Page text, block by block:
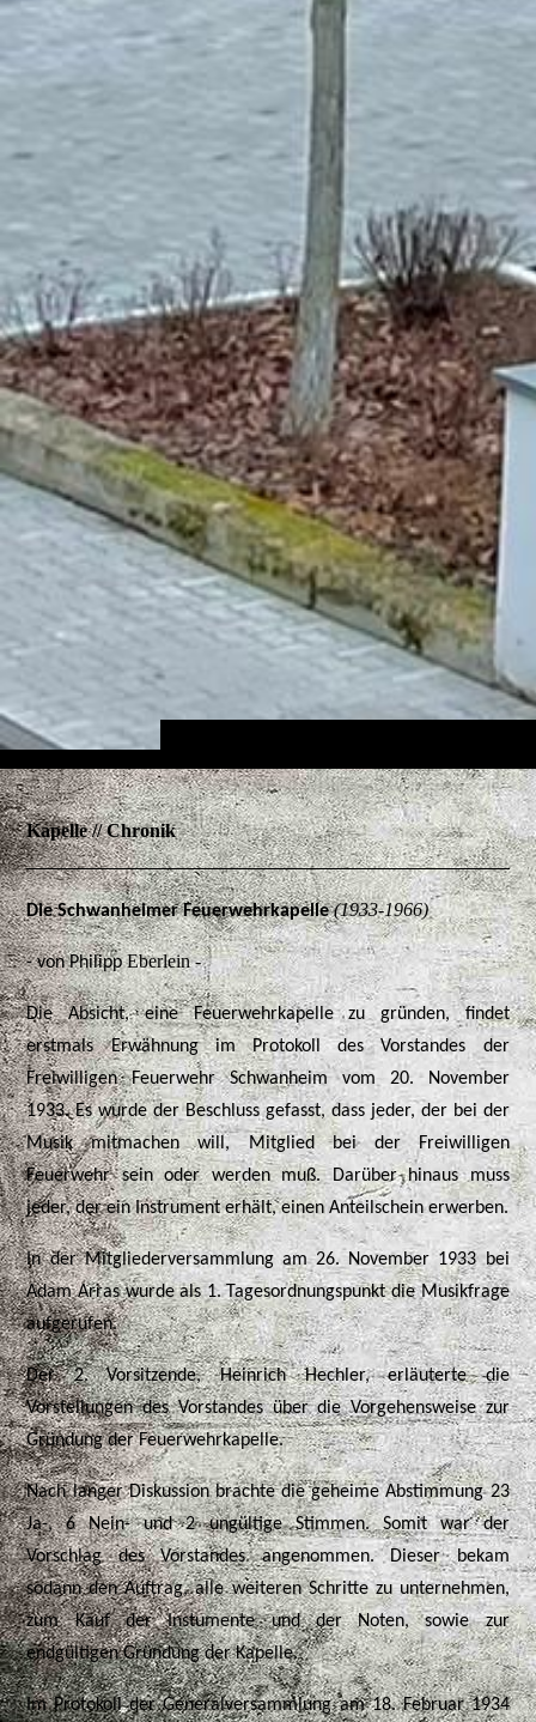
Kapelle // Chronik
Die Schwanheimer Feuerwehrkapelle(1933-1966)
- von PhilippEberlein -
Die Absicht, eine Feuerwehrkapelle zu gründen, findet
erstmals Erwähnung im Protokoll des Vorstandes der
Freiwilligen Feuerwehr Schwanheim vom 20. November
1933. Es wurde der Beschluss gefasst, dass jeder, der bei der
Musik mitmachen will, Mitglied bei der Freiwilligen
Feuerwehr sein oder werden muß. Darüber hinaus muss
jeder, der ein Instrument erhält, einen Anteilschein erwerben.
In der Mitgliederversammlung am 26. November 1933 bei
Adam Arras wurde als 1. Tagesordnungspunkt die Musikfrage
aufgerufen.
Der 2. Vorsitzende, Heinrich Hechler, erläuterte die
Vorstellungen des Vorstandes über die Vorgehensweise zur
Gründung der Feuerwehrkapelle.
Nach langer Diskussion brachte die geheime Abstimmung 23
Ja-, 6 Nein- und 2 ungültige Stimmen. Somit war der
Vorschlag des Vorstandes angenommen. Dieser bekam
sodann den Auftrag, alle weiteren Schritte zu unternehmen,
zum Kauf der Instumente und der Noten, sowie zur
endgültigen Gründung der Kapelle.
Im Protokoll der Generalversammlung am 18. Februar 1934